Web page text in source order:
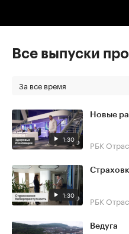
Все выпуски
За все время
1:30
Новые
РБК
1:30 РБК
Ведуга